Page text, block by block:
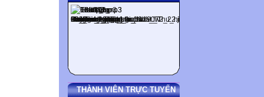
THÀNH VIÊN TRỰC TUYẾN